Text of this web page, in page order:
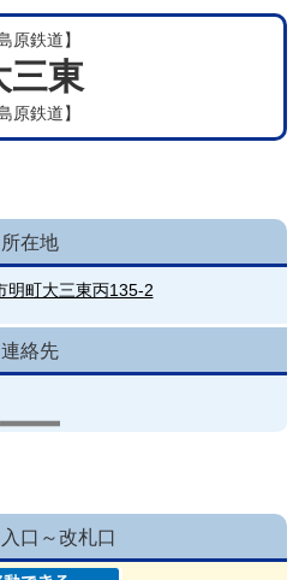
原鉄道】
三東
原鉄道】
所在地
明町大三東丙135-2
連絡先
口～改札口